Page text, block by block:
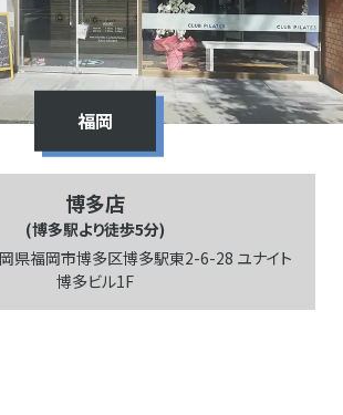
福岡
博多店
(博多駅より徒歩5分)
県福岡市博多区博多駅東2-6-28 ユナイト
博多ビル1F